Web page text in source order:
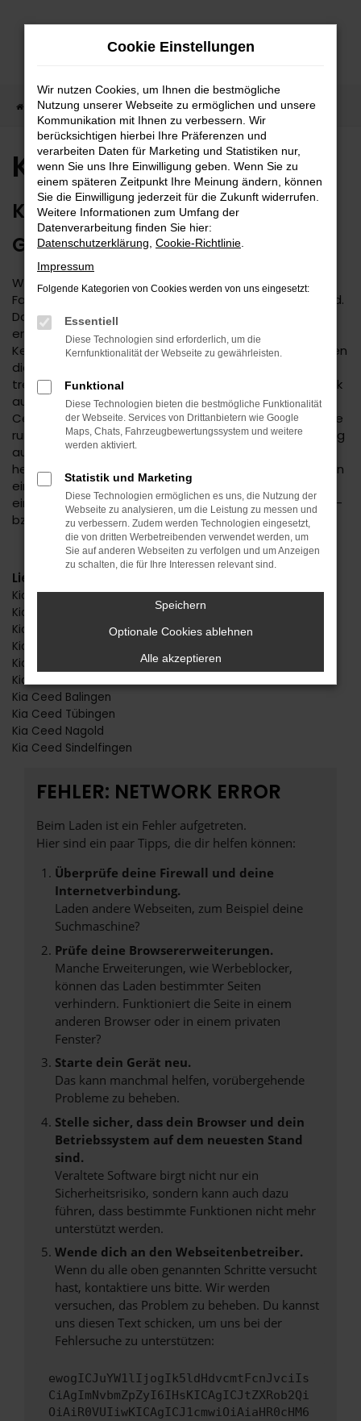
Zum
Startseite Kia Kia Ceed kaufen
Kia Ceed kaufen
KIA CEED – 1A MOBILITÄT ZUM
GÜNSTIGEN PREIS
Wer sich Gedanken über den Kauf eines neuen
Fahrzeugs macht, stößt unweigerlich auf den Kia Ceed.
Das Modell überzeugt seit Jahr und Tag durch seine
erstklassige Verarbeitung und sein stimmiges Design.
Kennzeichnend für den Kia Ceed ist zudem, dass neben
die vielen Verstandsargumente auch die Emotionen
treten, die dieses Fahrzeug bereits auf den ersten Blick
auslöst. In Ihrem Autohaus Daub erhalten Sie den Kia
Ceed zu einem exzellenten Preis. Gerne beraten wir Sie
rund um das Modell und bringen dabei unsere Erfahrung
aus fast 50 Jahren im Automobilbereich mit ein. Wir
helfen Ihnen gerne auch bei der Entscheidung zwischen
einem Kia Ceed Neuwagen, einer Tageszulassung,
einem EU-Fahrzeug oder einer Variante als Gebraucht-
bzw. Jahreswagen.
Lieferservice
Kia Ceed Stuttgart
Kia Ceed Reutlingen
Kia Ceed Horb
Kia Ceed Freudenstadt
Kia Ceed Herrenberg
Kia Ceed Rottweil
Kia Ceed Balingen
Kia Ceed Tübingen
Kia Ceed Nagold
Kia Ceed Sindelfingen
FEHLER: NETWORK ERROR
Beim Laden ist ein Fehler aufgetreten.
Hier sind ein paar Tipps, die dir helfen können:
Überprüfe deine Firewall und deine
Internetverbindung.
Laden andere Webseiten, zum Beispiel deine
Suchmaschine?
Prüfe deine Browsererweiterungen.
Manche Erweiterungen, wie Werbeblocker,
können das Laden bestimmter Seiten
verhindern. Funktioniert die Seite in einem
anderen Browser oder in einem privaten
Fenster?
Starte dein Gerät neu.
Das kann manchmal helfen, vorübergehende
Probleme zu beheben.
Stelle sicher, dass dein Browser und dein
Betriebssystem auf dem neuesten Stand
sind.
Veraltete Software birgt nicht nur ein
Sicherheitsrisiko, sondern kann auch dazu
führen, dass bestimmte Funktionen nicht mehr
unterstützt werden.
Wende dich an den Webseitenbetreiber.
Wenn du alle oben genannten Schritte versucht
hast, kontaktiere uns bitte. Wir werden
versuchen, das Problem zu beheben. Du kannst
uns diesen Text schicken, um uns bei der
Fehlersuche zu unterstützen:
ewogICJuYW1lIjogIk5ldHdvcmtFcnJvciIs
CiAgImNvbmZpZyI6IHsKICAgICJtZXRob2Qi
OiAiR0VUIiwKICAgICJ1cmwiOiAiaHR0cHM6
Cookie Einstellungen
Wir nutzen Cookies, um Ihnen die bestmögliche
Nutzung unserer Webseite zu ermöglichen und unsere
Kommunikation mit Ihnen zu verbessern. Wir
berücksichtigen hierbei Ihre Präferenzen und
verarbeiten Daten für Marketing und Statistiken nur,
wenn Sie uns Ihre Einwilligung geben. Wenn Sie zu
einem späteren Zeitpunkt Ihre Meinung ändern, können
Sie die Einwilligung jederzeit für die Zukunft widerrufen.
Weitere Informationen zum Umfang der
Datenverarbeitung finden Sie hier:
Datenschutzerklärung Cookie-Richtlinie
Impressum
Folgende Kategorien von Cookies werden von uns eingesetzt:
Essentiell
Diese Technologien sind erforderlich, um die
Kernfunktionalität der Webseite zu gewährleisten.
Funktional
Diese Technologien bieten die bestmögliche Funktionalität
der Webseite. Services von Drittanbietern wie Google
Maps, Chats, Fahrzeugbewertungssystem und weitere
werden aktiviert.
Statistik und Marketing
Diese Technologien ermöglichen es uns, die Nutzung der
Webseite zu analysieren, um die Leistung zu messen und
zu verbessern. Zudem werden Technologien eingesetzt,
die von dritten Werbetreibenden verwendet werden, um
Sie auf anderen Webseiten zu verfolgen und um Anzeigen
zu schalten, die für Ihre Interessen relevant sind.
Speichern
Optionale Cookies ablehnen
Alle akzeptieren